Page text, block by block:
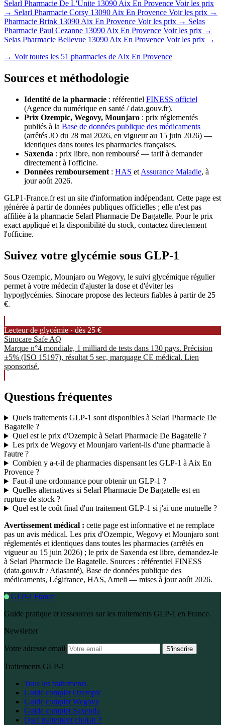
Selarl Pharmacie De L'Unite 13090 Aix En Provence Voir les prix
→ Selarl Pharmacie Corsy 13090 Aix En Provence Voir les prix →
Pharmacie Brink 13090 Aix En Provence Voir les prix → Selas
Pharmacie Paul Cezanne 13090 Aix En Provence Voir les prix →
Selas Pharmacie Bellevue 13090 Aix En Provence Voir les prix →
→ Voir toutes les 51 pharmacies de Aix En Provence
Sources et méthodologie
Identité de la pharmacie : référentiel FINESS officiel
(Agence du numérique en santé / data.gouv.fr).
Prix Ozempic, Wegovy, Mounjaro : prix réglementés
publiés à la Base de données publique des médicaments
(arrêtés JO du 28 mai 2026, en vigueur au 15 juin 2026) —
identiques dans toutes les pharmacies françaises.
Saxenda : prix libre, non remboursé — tarif à demander
directement à l'officine.
Données remboursement : HAS et Assurance Maladie, à
jour août 2026.
GLP1-France.fr est un site d'information indépendant. Cette page est
générée à partir de données publiques officielles ; elle n'est pas
affiliée à la pharmacie Selarl Pharmacie De Bagatelle. Pour le prix
exact appliqué et la disponibilité du stock, contactez directement
l'officine.
Suivez votre glycémie sous GLP-1
Sous Ozempic, Mounjaro ou Wegovy, le suivi glycémique régulier
permet à votre médecin d'ajuster la dose et d'éviter les
hypoglycémies. Sinocare propose des lecteurs fiables à partir de 25
€.
Lecteur de glycémie · dès 25 €
Sinocare Safe AQ
Marque n°4 mondiale, 1 milliard de tests dans 130 pays. Précision
±5% (ISO 15197), résultat 5 sec, marquage CE médical. Lien
sponsorisé.
Questions fréquentes
Quels traitements GLP-1 sont disponibles à Selarl Pharmacie De
Bagatelle ?
Quel est le prix d'Ozempic à Selarl Pharmacie De Bagatelle ?
Les prix de Wegovy et Mounjaro varient-ils d'une pharmacie à
l'autre ?
Combien y a-t-il de pharmacies dispensant les GLP-1 à Aix En
Provence ?
Faut-il une ordonnance pour obtenir un GLP-1 ?
Quelles alternatives si Selarl Pharmacie De Bagatelle est en
rupture de stock ?
Quel est le coût final d'un traitement GLP-1 si j'ai une mutuelle ?
Avertissement médical : cette page est informative et ne remplace
pas un avis médical. Les prix d'Ozempic, Wegovy et Mounjaro sont
réglementés et identiques dans toutes les pharmacies (arrêtés en
vigueur au 15 juin 2026) ; le prix de Saxenda est libre, demandez-le
à Selarl Pharmacie De Bagatelle. Sources : référentiel FINESS
(data.gouv.fr / Atlasanté), Base de données publique des
médicaments, Légifrance, HAS, Ameli — mises à jour août 2026.
GLP-1 France
Guide pratique et ressources sur les traitements GLP-1 en France.
Newsletter
Votre adresse email S'inscrire
Traitements GLP-1
Tous les traitements
Guide complet Ozempic
Guide complet Wegovy
Guide complet Saxenda
Quel traitement choisir ?